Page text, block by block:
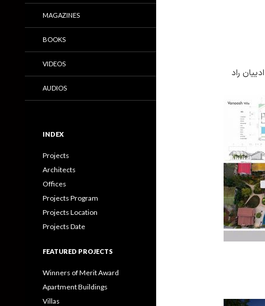
راد
MAGAZINES
BOOKS
VIDEOS
AUDIOS
INDEX
Projects
Architects
Offices
Projects Program
Projects Location
Projects Date
FEATURED PROJECTS
Winners of Merit Award
Apartment Buildings
Villas